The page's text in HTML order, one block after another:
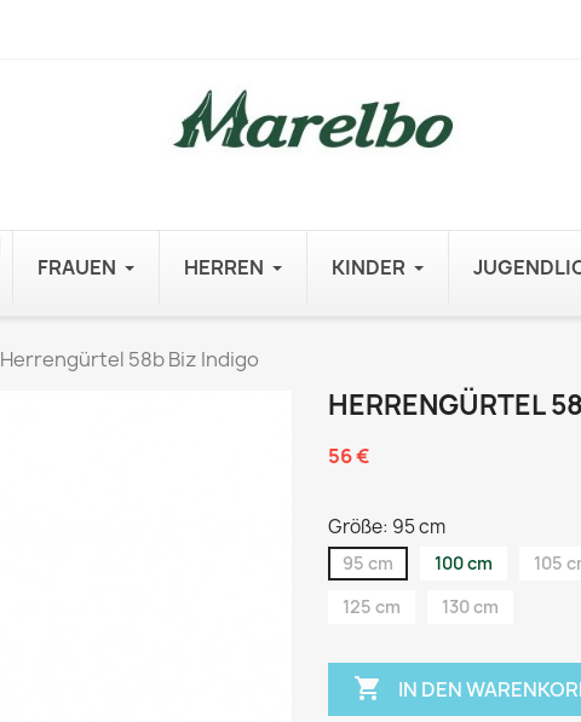
FRAUEN HERREN KINDER
Herrengürtel 58b Biz Indigo
HERRENGÜRTEL
56 €
Größe: 95 cm
95 cm 100 cm
105
125 cm
130 cm
 IN DEN